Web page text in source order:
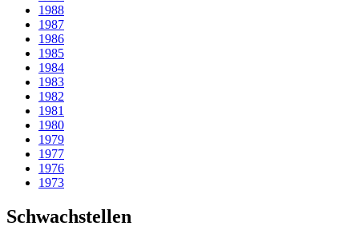
1988
1987
1986
1985
1984
1983
1982
1981
1980
1979
1977
1976
1973
Schwachstellen